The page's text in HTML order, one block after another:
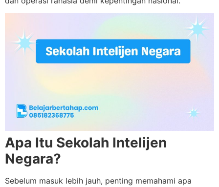
Apa Itu Sekolah Intelijen
Negara?
Sebelum masuk lebih jauh, penting memahami apa